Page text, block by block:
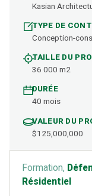
Kasian
TYPE DE
Conception-
TAILLE DU
36 000 m2
DURÉE
40 mois
VALEUR DU
$125,000,000
Formation,
Résidentiel